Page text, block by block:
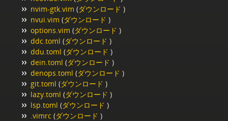
nvim-gtk.vim (ダウンロード )
nvui.vim (ダウンロード )
options.vim (ダウンロード )
ddc.toml (ダウンロード )
ddu.toml (ダウンロード )
dein.toml (ダウンロード )
denops.toml (ダウンロード )
git.toml (ダウンロード )
lazy.toml (ダウンロード )
lsp.toml (ダウンロード )
.vimrc (ダウンロード )